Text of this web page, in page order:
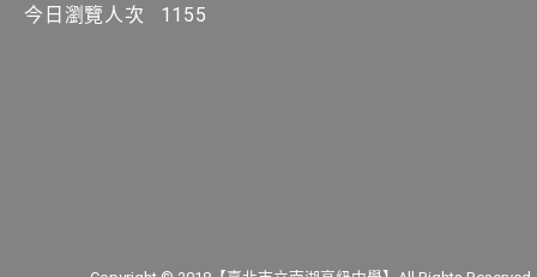
今日瀏覽人次
1155